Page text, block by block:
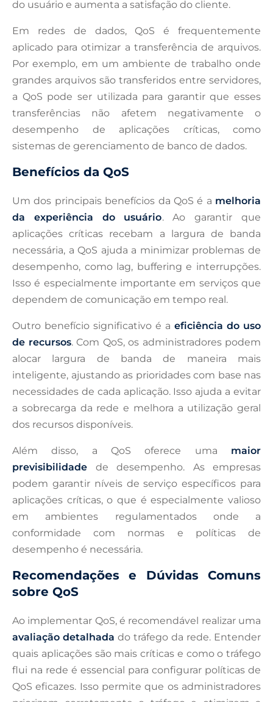
do usuário e aumenta a satisfação do cliente.
Em redes de dados, QoS é frequentemente
aplicado para otimizar a transferência de arquivos.
Por exemplo, em um ambiente de trabalho onde
grandes arquivos são transferidos entre servidores,
a QoS pode ser utilizada para garantir que esses
transferências não afetem negativamente o
desempenho de aplicações críticas, como
sistemas de gerenciamento de banco de dados.
Benefícios da QoS
Um dos principais benefícios da QoS é a melhoria
da experiência do usuário. Ao garantir que
aplicações críticas recebam a largura de banda
necessária, a QoS ajuda a minimizar problemas de
desempenho, como lag, buffering e interrupções.
Isso é especialmente importante em serviços que
dependem de comunicação em tempo real.
Outro benefício significativo é a eficiência do uso
de recursos. Com QoS, os administradores podem
alocar largura de banda de maneira mais
inteligente, ajustando as prioridades com base nas
necessidades de cada aplicação. Isso ajuda a evitar
a sobrecarga da rede e melhora a utilização geral
dos recursos disponíveis.
Além disso, a QoS oferece uma maior
previsibilidade de desempenho. As empresas
podem garantir níveis de serviço específicos para
aplicações críticas, o que é especialmente valioso
em ambientes regulamentados onde a
conformidade com normas e políticas de
desempenho é necessária.
Recomendações e Dúvidas Comuns
sobre QoS
Ao implementar QoS, é recomendável realizar uma
avaliação detalhada do tráfego da rede. Entender
quais aplicações são mais críticas e como o tráfego
flui na rede é essencial para configurar políticas de
QoS eficazes. Isso permite que os administradores